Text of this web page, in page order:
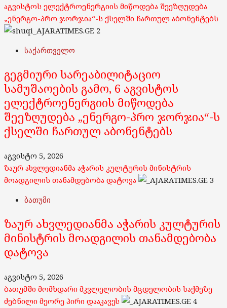
აგვისტოს ელექტროენერგიის მიწოდება შეეზღუდება
„ენერგო-პრო ჯორჯია“-ს ქსელში ჩართულ აბონენტებს
2
საქართველო
გეგმიური სარეაბილიტაციო
სამუშაოების გამო, 6 აგვისტოს
ელექტროენერგიის მიწოდება
შეეზღუდება „ენერგო-პრო ჯორჯია“-ს
ქსელში ჩართულ აბონენტებს
აგვისტო 5, 2026
ზაურ ახვლედიანმა აჭარის კულტურის მინისტრის
მოადგილის თანამდებობა დატოვა
3
ბათუმი
ზაურ ახვლედიანმა აჭარის კულტურის
მინისტრის მოადგილის თანამდებობა
დატოვა
აგვისტო 5, 2026
ბათუმში მომხდარი მკვლელობის მცდელობის საქმეზე
ძებნილი მეორე პირი დააკავეს
4